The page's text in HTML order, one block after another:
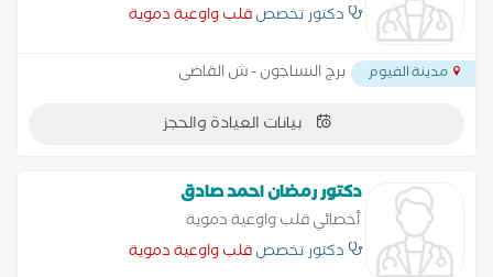
دكتور تخصصقلب واوعية دموية
مدينة الفيوم برج النساجون - ش القاضى
بيانات العيادة والحجز
دكتور رمضان احمد صادق
أخصائي قلب واوعية دموية
دكتور تخصصقلب واوعية دموية